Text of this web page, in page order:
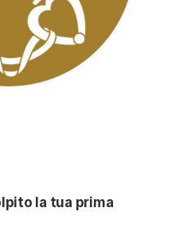
la tua prima